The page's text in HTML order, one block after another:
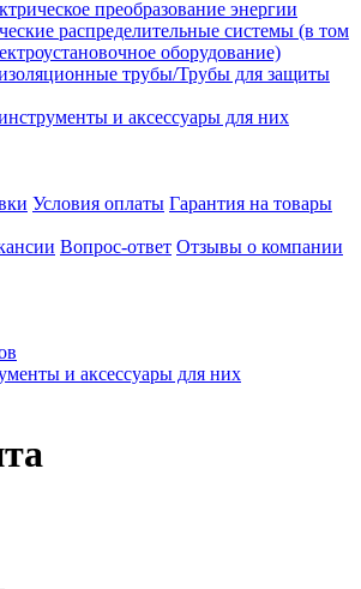
преобразование энергии
распределительные системы (в том
оборудование)
трубы/Трубы для защиты
и аксессуары для них
Условия оплаты Гарантия на товары
Вопрос-ответ Отзывы о компании
и аксессуары для них